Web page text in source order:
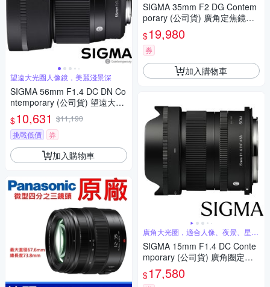
望遠大光圈人像鏡，美麗淺景深
SIGMA 56mm F1.4 DC DN Co
ntemporary (公司貨) 望遠大光
圈定焦鏡頭 人像鏡 APS-C 無反
微單眼專用鏡頭
$10,631 $11,190
挑戰低價
券
加入購物車
SIGMA 35mm F2 DG Contem
porary (公司貨) 廣角定焦鏡頭
全片幅無反微單眼鏡頭 i系列
$19,980
券
加入購物車
廣角大光圈，適合人像、夜景、星空
攝影
SIGMA 15mm F1.4 DC Conte
mporary (公司貨) 廣角圈定焦
鏡 星空鏡 人像鏡 APS-C 無反
微單眼專用鏡頭
$17,580